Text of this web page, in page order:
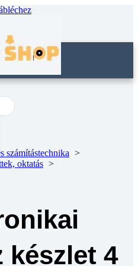
számítástechnika
oktatás
készlet 4